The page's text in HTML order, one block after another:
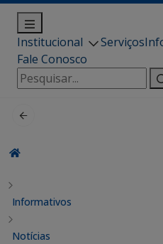
Institucional Serviços
Fale Conosco
Pesquisar
por:
Informativos
Notícias